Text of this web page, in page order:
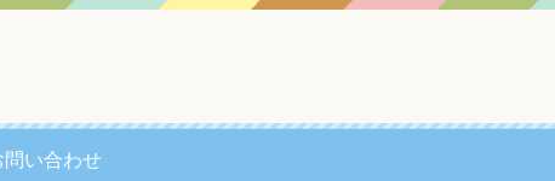
問い合わせ